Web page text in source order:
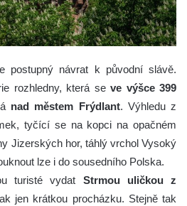
postupný návrat k původní slávě.
rozhledny, která se ve výšce 399
nad městem Frýdlant. Výhledu z
tyčící se na kopci na opačném
Jizerských hor, táhlý vrchol Vysoký
lze i do sousedního Polska.
turisté vydat Strmou uličkou z
jen krátkou procházku. Stejně tak